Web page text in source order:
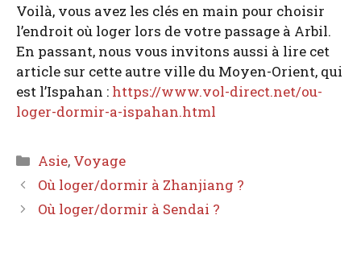
Voi­là, vous avez les clés en main pour choi­sir
l’endroit où loger lors de votre pas­sage à Arbil.
En pas­sant, nous vous invi­tons aus­si à lire cet
article sur cette autre ville du Moyen-Orient, qui
est l’Ispahan : https://www.vol-direct.net/ou-
loger-dormir-a-ispahan.html
Catégories
Asie, Voyage
Où loger/dormir à Zhanjiang ?
Où loger/dormir à Sendai ?